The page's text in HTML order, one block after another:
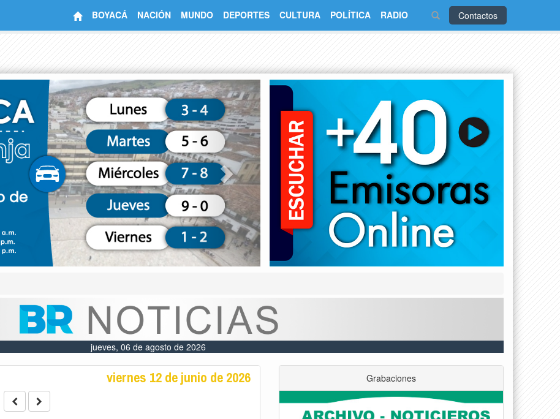
Contactos
BOYACÁ NACIÓN MUNDO DEPORTES CULTURA POLÍTICA RADIO
Next
jueves, 06 de agosto de 2026
viernes 12 de junio de 2026 Grabaciones